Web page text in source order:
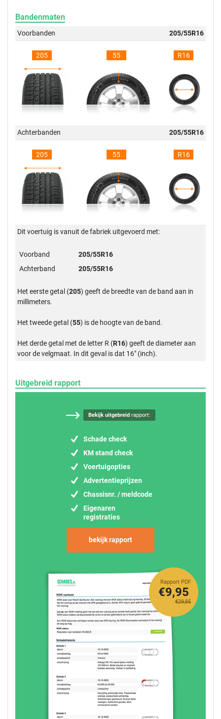
Bandenmaten
Voorbanden 205/55R16
205 55 R16
Achterbanden 205/55R16
205 55 R16
Dit voertuig is vanuit de fabriek uitgevoerd met:
Voorband
205/55R16
Achterband
205/55R16
Het eerste getal (205) geeft de breedte van de band aan in
millimeters.
Het tweede getal (55) is de hoogte van de band.
Het derde getal met de letter R (R16) geeft de diameter aan
voor de velgmaat. In dit geval is dat 16" (inch).
Uitgebreid rapport
Bekijk uitgebreid rapport:
Schade check
KM stand check
Voertuigopties
Advertentieprijzen
Chassisnr. / meldcode
Eigenaren
registraties
bekijk rapport
Rapport PDF
€29,95
€9,95